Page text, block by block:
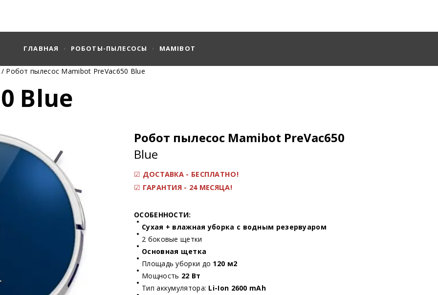
ГЛАВНАЯ РОБОТЫ-ПЫЛЕСОСЫ MAMIBOT
/ Робот пылесос Mamibot PreVac650 Blue
Blue
Робот пылесос Mamibot PreVac650
Blue
☑ ДОСТАВКА - БЕСПЛАТНО!
☑ ГАРАНТИЯ - 24 МЕСЯЦА!
ОСОБЕННОСТИ:
Сухая + влажная уборка с водным резервуаром
2 боковые щетки
Основная щетка
Площадь уборки до 120 м2
Мощность 22 Вт
Тип аккумулятора: Li-Ion 2600 mAh